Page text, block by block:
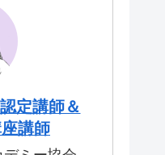
定講師＆
講師